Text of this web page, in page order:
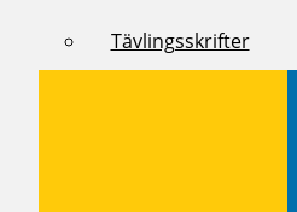
Tävlingsskrifter